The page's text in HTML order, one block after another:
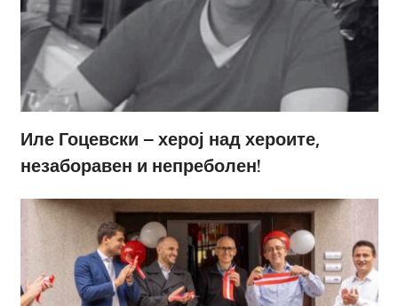
Иле Гоцевски – херој над хероите,
незаборавен и непреболен!